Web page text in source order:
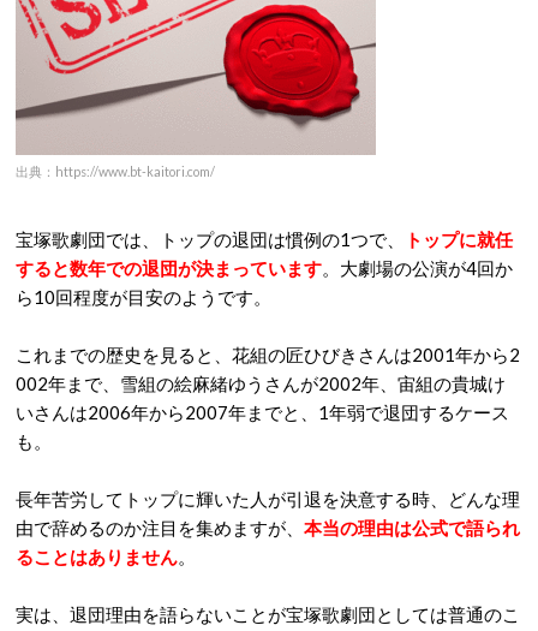
出典：https://www.bt-kaitori.com/
宝塚歌劇団では、トップの退団は慣例の1つで、
トップに就任
すると数年での退団が決まっています。大劇場の公演が4回か
ら10回程度が目安のようです。
これまでの歴史を見ると、花組の匠ひびきさんは2001年から2
002年まで、雪組の絵麻緒ゆうさんが2002年、宙組の貴城け
いさんは2006年から2007年までと、1年弱で退団するケース
も。
長年苦労してトップに輝いた人が引退を決意する時、どんな理
由で辞めるのか注目を集めますが、 本当の理由は公式で語られ
ることはありません。
実は、退団理由を語らないことが宝塚歌劇団としては普通のこ